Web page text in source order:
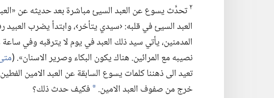
٢تحدَّث يسوع عن العبد السيئ مباشرة بعد حديثه عن
العبد السيئ في قلبه:‏ ‹سيدي يتأخر›،‏ وابتدأ يضرب
المدمنين،‏ يأتي سيد ذلك العبد في يوم لا يترقبه وفي
نصيبه مع المرائين.‏ هناك يكون البكاء وصرير الاسنان».‏ (‏متى
تعيد الى ذهننا كلمات يسوع السابقة عن العبد الامين
خرج من صفوف العبد الامين.‏ * فكيف حدث ذلك؟‏